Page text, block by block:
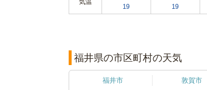
気温
19
19
福井県の市区町村の天気
福井市 敦賀市